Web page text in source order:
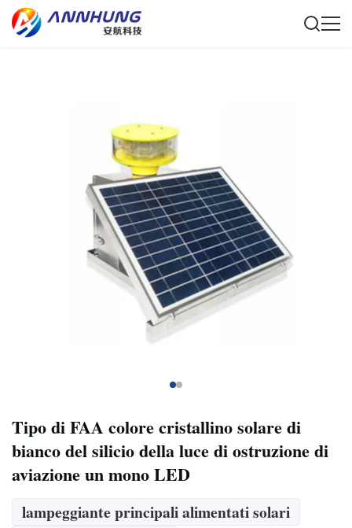
Tipo di FAA colore cristallino solare di
bianco del silicio della luce di ostruzione di
aviazione un mono LED
lampeggiante principali alimentati solari